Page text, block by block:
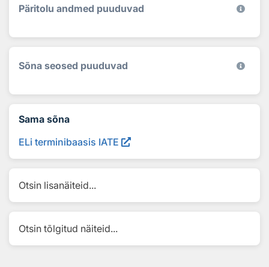
Päritolu andmed puuduvad
Sõna seosed puuduvad
Sama sõna
ELi terminibaasis IATE
Otsin lisanäiteid...
Otsin tõlgitud näiteid...